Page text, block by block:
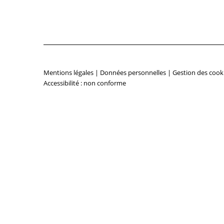
Mentions légales | Données personnelles | Gestion des
Accessibilité : non conforme